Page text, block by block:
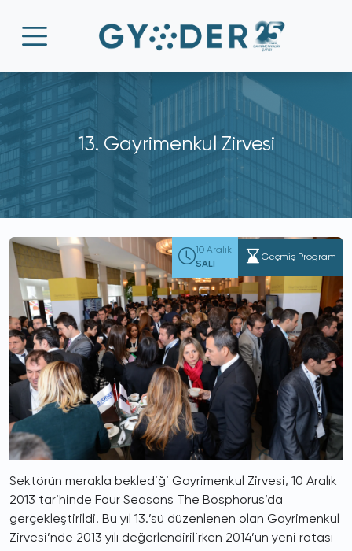
13. Gayrimenkul Zirvesi
10 Aralık
SALI
Geçmiş Program
Sektörün merakla beklediği Gayrimenkul Zirvesi, 10 Aralık
2013 tarihinde Four Seasons The Bosphorus’da
gerçekleştirildi. Bu yıl 13.’sü düzenlenen olan Gayrimenkul
Zirvesi’nde 2013 yılı değerlendirilirken 2014’ün yeni rotası